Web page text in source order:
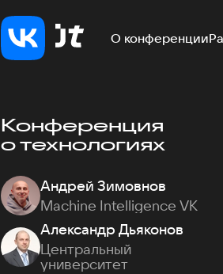
О конференции
Конференция
о технологиях
Андрей Зимовнов
Machine Intelligence VK
Александр Дьяконов
Центральный
университет